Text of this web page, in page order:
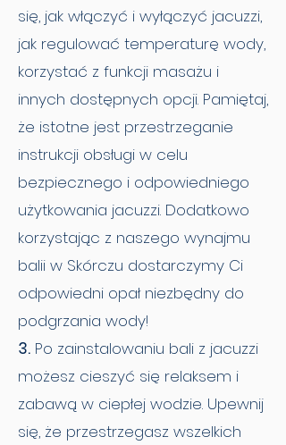
się, jak włączyć i wyłączyć jacuzzi,
jak regulować temperaturę wody,
korzystać z funkcji masażu i
innych dostępnych opcji. Pamiętaj,
że istotne jest przestrzeganie
instrukcji obsługi w celu
bezpiecznego i odpowiedniego
użytkowania jacuzzi. Dodatkowo
korzystając z naszego wynajmu
balii w Skórczu dostarczymy Ci
odpowiedni opał niezbędny do
podgrzania wody!
3. Po zainstalowaniu bali z jacuzzi
możesz cieszyć się relaksem i
zabawą w ciepłej wodzie. Upewnij
się, że przestrzegasz wszelkich